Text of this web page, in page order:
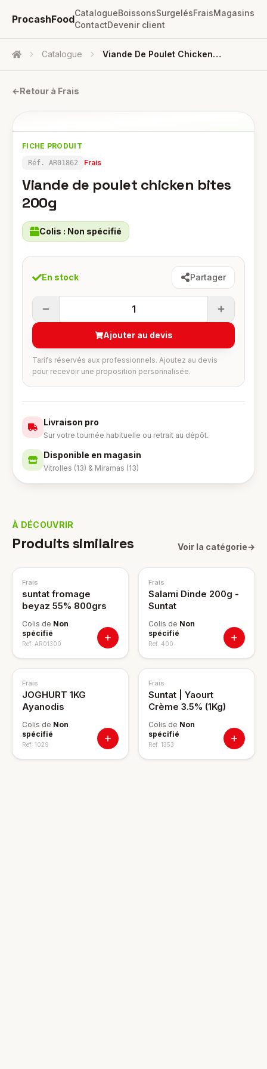
ProcashFood
CatalogueBoissonsSurgelésFraisMagasins
ContactDevenir client
Accueil Catalogue Viande De Poulet Chicken Bites 200g
←Retour à Frais
FICHE PRODUIT
Réf. AR01862 Frais
Viande de poulet chicken bites
200g
Colis : Non spécifié
En stock Partager
1
Ajouter au devis
Tarifs réservés aux professionnels. Ajoutez au devis
pour recevoir une proposition personnalisée.
Livraison pro
Sur votre tournée habituelle ou retrait au dépôt.
Disponible en magasin
Vitrolles (13) & Miramas (13)
À DÉCOUVRIR
Produits similaires Voir la catégorie→
Frais
suntat fromage
beyaz 55% 800grs
Colis de Non
spécifié
Ref. AR01300
Frais
Salami Dinde 200g -
Suntat
Colis de Non
spécifié
Ref. 400
Frais
JOGHURT 1KG
Ayanodis
Colis de Non
spécifié
Ref. 1029
Frais
Suntat | Yaourt
Crème 3.5% (1Kg)
Colis de Non
spécifié
Ref. 1353